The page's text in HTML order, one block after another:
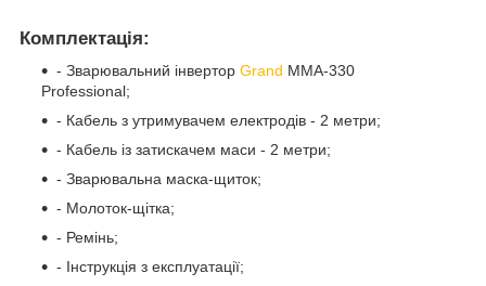
Комплектація:
- Зварювальний інвертор Grand ММА-330
Professional;
- Кабель з утримувачем електродів - 2 метри;
- Кабель із затискачем маси - 2 метри;
- Зварювальна маска-щиток;
- Молоток-щітка;
- Ремінь;
- Інструкція з експлуатації;